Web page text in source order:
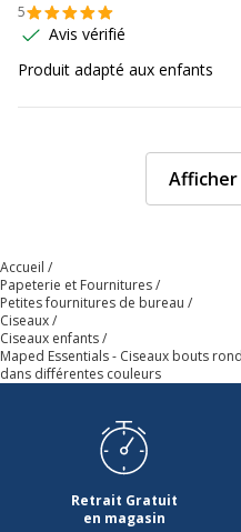
5
Avis vérifié
Produit adapté aux enfants
Afficher
Accueil
Papeterie et Fournitures
Petites fournitures de bureau
Ciseaux
Ciseaux enfants
Maped Essentials - Ciseaux bouts
dans différentes couleurs
Retrait Gratuit
en magasin